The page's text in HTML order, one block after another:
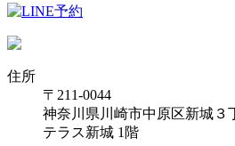
住所
〒211-0044
神奈川県川崎市中原区新城３
テラス新城 1階